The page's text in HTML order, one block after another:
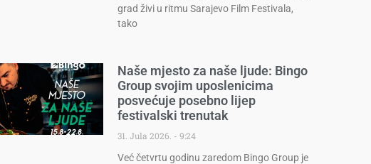
grad živi u ritmu Sarajevo Film Festivala,
tako
Naše mjesto za naše ljude: Bingo
Group svojim uposlenicima
posvećuje posebno lijep
festivalski trenutak
31. Jula 2026.
9:24
Već četvrtu godinu zaredom Bingo Group je